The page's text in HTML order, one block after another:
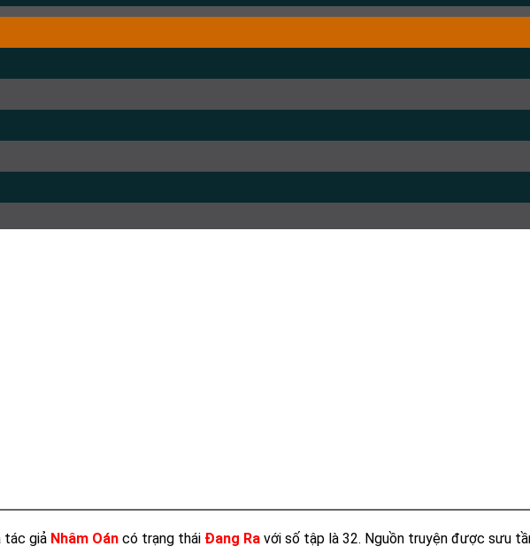
tác giả Nhâm Oán có trạng thái Đang Ra với số tập là 32. Nguồn truyện được sưu